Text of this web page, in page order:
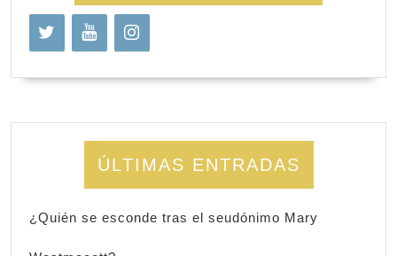
ÚLTIMAS ENTRADAS
¿Quién se esconde tras el seudónimo Mary